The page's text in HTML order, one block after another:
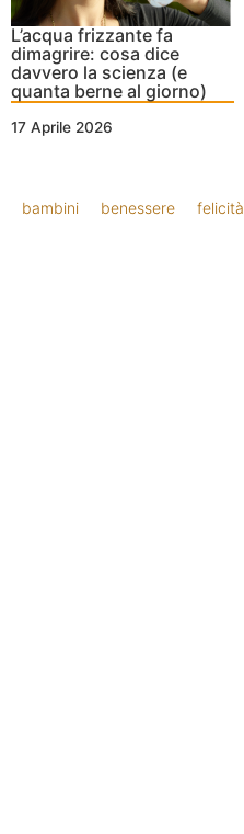
L’acqua frizzante fa
dimagrire: cosa dice
davvero la scienza (e
quanta berne al giorno)
17 Aprile 2026
bambini benessere felicità